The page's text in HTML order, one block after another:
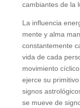
cambiantes de la
La influencia
mente y alma
constantemente
vida de cada
movimiento
ejerce su
signos
se mueve de